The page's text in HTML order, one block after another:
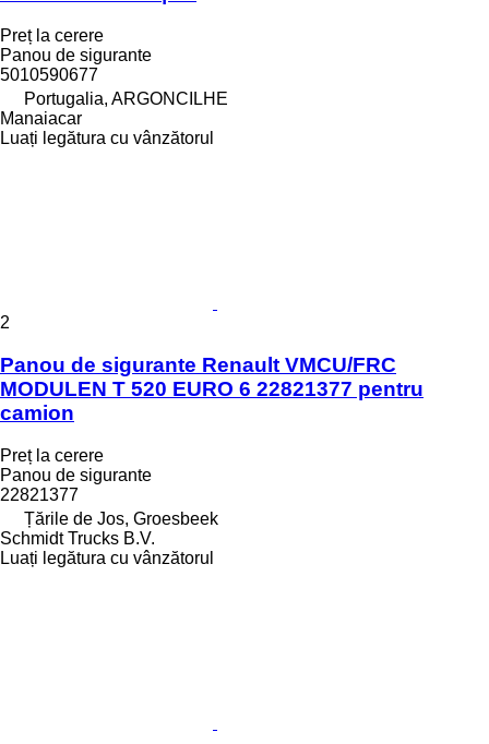
Preț la cerere
Panou de sigurante
5010590677
Portugalia, ARGONCILHE
Manaiacar
Luați legătura cu vânzătorul
2
Panou de sigurante Renault VMCU/FRC
MODULEN T 520 EURO 6 22821377 pentru
camion
Preț la cerere
Panou de sigurante
22821377
Țările de Jos, Groesbeek
Schmidt Trucks B.V.
Luați legătura cu vânzătorul